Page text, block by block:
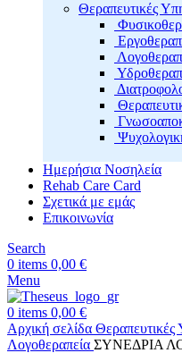
Θεραπευτικές
Ημερήσια Νοσηλεία
Rehab Care Card
Σχετικά με εμάς
Επικοινωνία
Search
0 items 0,00 €
Menu
0 items 0,00 €
Αρχική σελίδα Θεραπευτικές
Λογοθεραπεία ΣΥΝΕΔΡΙΑ